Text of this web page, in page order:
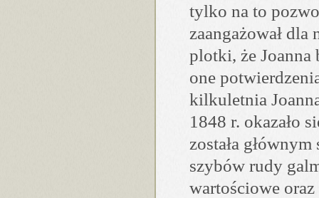
tylko na to
zaangażował
plotki, że Joanna
one
kilkuletnia
1848 r. okazało
została
szybów rudy
wartościowe